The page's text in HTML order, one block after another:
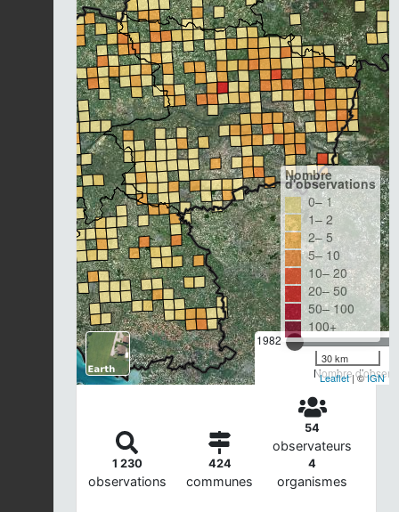
1982
Nombre
Nombre
d'observations
0– 1
1– 2
2– 5
5– 10
10– 20
20– 50
50– 100
100+
30 km
Leaflet| ©IGN
1 230
observations
424
communes
54
observateurs
4
organismes